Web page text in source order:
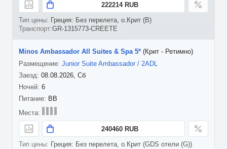
222214 RUB
Греция: Без перелета, о.Крит (B)
GR-1315773-CREETE
08.08.2026, Сб
6
Minos Ambassador All Suites & Spa 5* (Крит - Ретимно)
Junior Suite Ambassador / 2ADL
BB
240460 RUB
Греция: Без перелета, о.Крит (GDS отели (G))